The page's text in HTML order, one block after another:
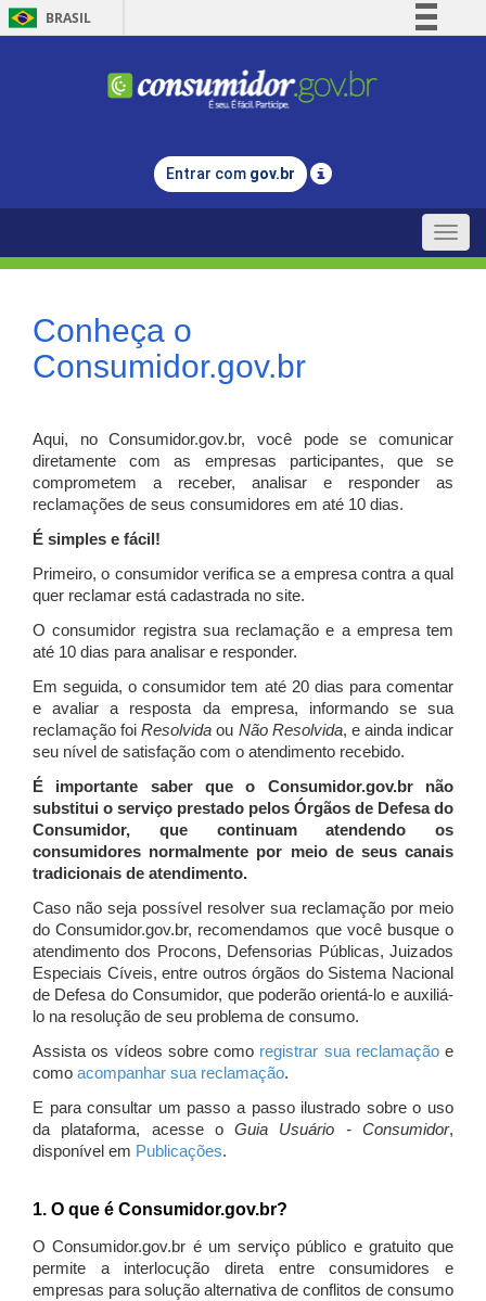
BRASIL
Comunica BR
Legislação
Entrar com gov.br
Toggle
Conheça o
Consumidor.gov.br
Aqui, no Consumidor.gov.br, você pode se comunicar
diretamente com as empresas participantes, que se
comprometem a receber, analisar e responder as
reclamações de seus consumidores em até 10 dias.
É simples e fácil!
Primeiro, o consumidor verifica se a empresa contra a qual
quer reclamar está cadastrada no site.
O consumidor registra sua reclamação e a empresa tem
até 10 dias para analisar e responder.
Em seguida, o consumidor tem até 20 dias para comentar
e avaliar a resposta da empresa, informando se sua
reclamação foiResolvida ou Não Resolvida, e ainda indicar
seu nível de satisfação com o atendimento recebido.
É importante saber que o Consumidor.gov.br não
substitui o serviço prestado pelos Órgãos de Defesa do
Consumidor, que continuam atendendo os
consumidores normalmente por meio de seus canais
tradicionais de atendimento.
Caso não seja possível resolver sua reclamação por meio
do Consumidor.gov.br, recomendamos que você busque o
atendimento dos Procons, Defensorias Públicas, Juizados
Especiais Cíveis, entre outros órgãos do Sistema Nacional
de Defesa do Consumidor, que poderão orientá-lo e auxiliá-
lo na resolução de seu problema de consumo.
Assista os vídeos sobre como registrar sua reclamaçãoe
como acompanhar sua reclamação.
E para consultar um passo a passo ilustrado sobre o uso
da plataforma, acesse oGuia Usuário - Consumidor,
disponível em Publicações.
1. O que é Consumidor.gov.br?
O Consumidor.gov.br é um serviço público e gratuito que
permite a interlocução direta entre consumidores e
empresas para solução alternativa de conflitos de consumo